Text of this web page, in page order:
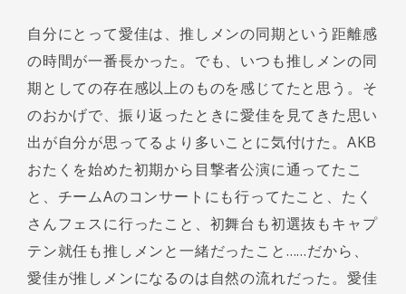
自分にとって愛佳は、推しメンの同期という距離感
の時間が一番長かった。でも、いつも推しメンの同
期としての存在感以上のものを感じてたと思う。そ
のおかげで、振り返ったときに愛佳を見てきた思い
出が自分が思ってるより多いことに気付けた。AKB
おたくを始めた初期から目撃者公演に通ってたこ
と、チームAのコンサートにも行ってたこと、たく
さんフェスに行ったこと、初舞台も初選抜もキャプ
テン就任も推しメンと一緒だったこと……だから、
愛佳が推しメンになるのは自然の流れだった。愛佳